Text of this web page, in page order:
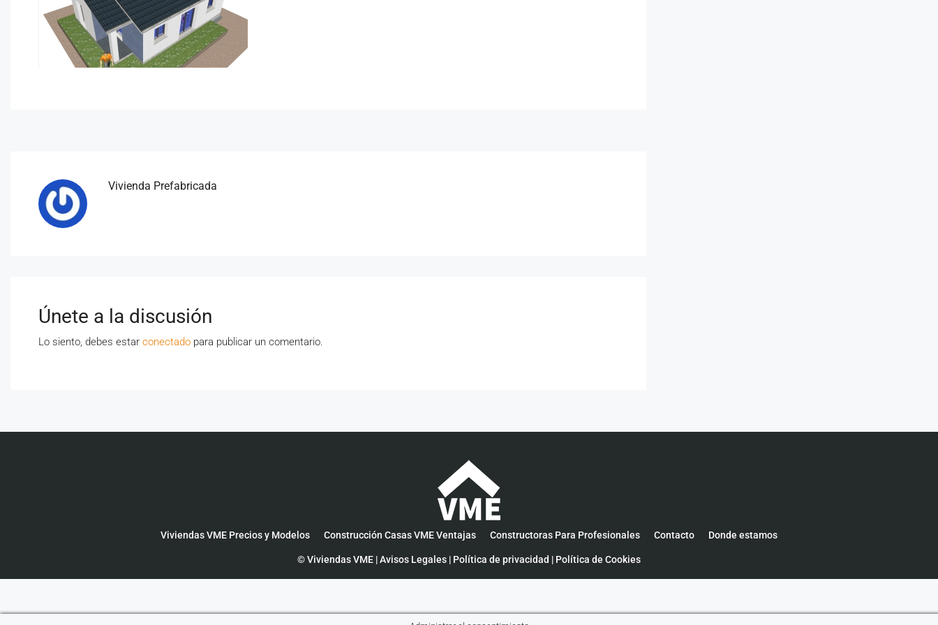
Vivienda Prefabricada
Únete a la discusión
Lo siento, debes estar conectado para publicar un comentario.
Viviendas VME Precios y Modelos Construcción Casas VME Ventajas Constructoras Para Profesionales Contacto Donde estamos
© Viviendas VME |Avisos Legales | Política de privacidad | Política de Cookies